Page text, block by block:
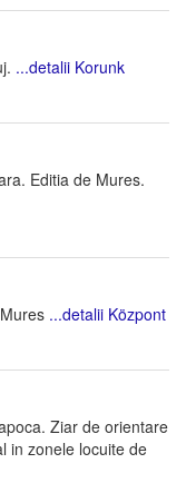
...detalii Korunk
Editia de Mures.
...detalii Központ
Ziar de orientare
in zonele locuite de